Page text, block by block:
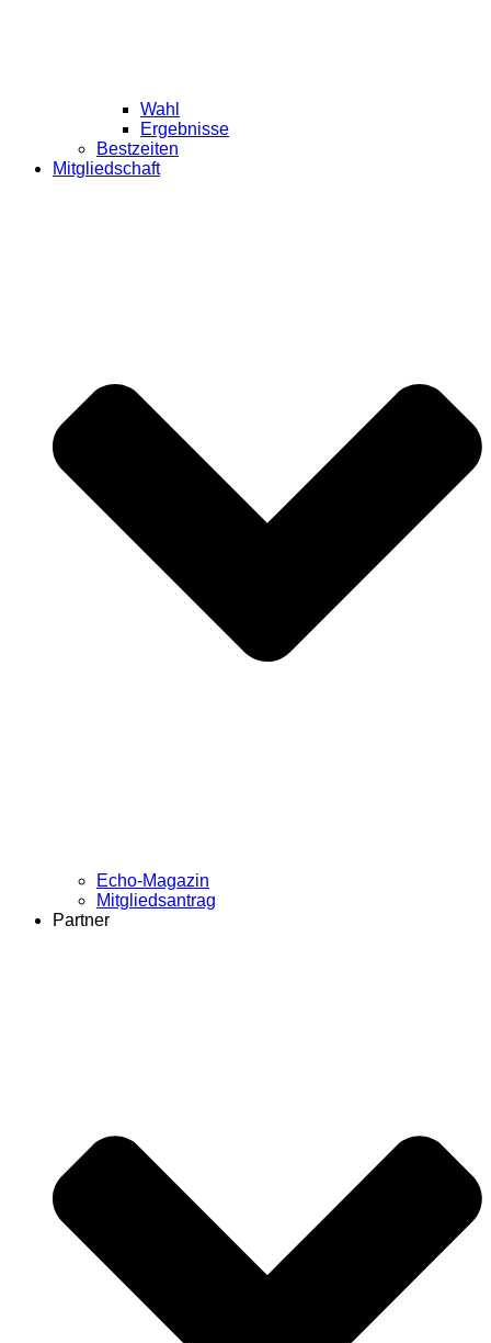
Wahl
Ergebnisse
Bestzeiten
Mitgliedschaft
Echo-Magazin
Mitgliedsantrag
Partner